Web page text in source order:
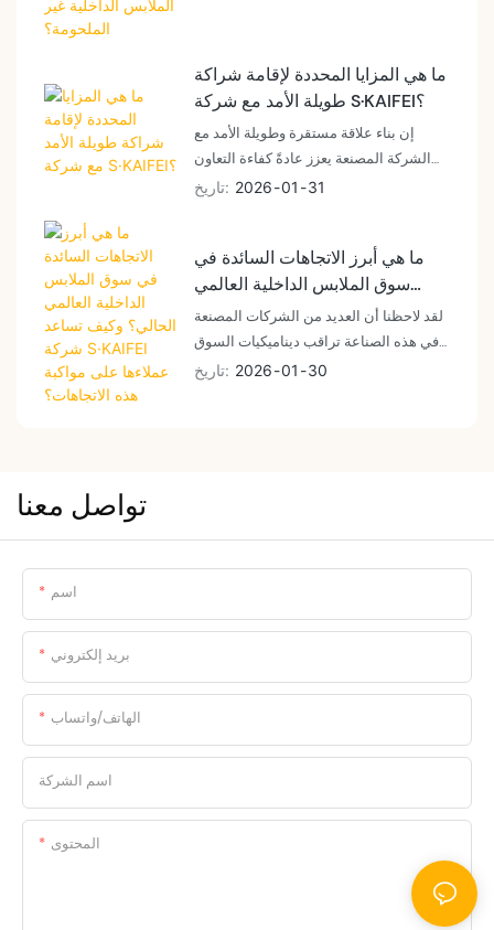
ما هي المزايا المحددة لإقامة شراكة
طويلة الأمد مع شركة S·KAIFEI؟
إن بناء علاقة مستقرة وطويلة الأمد مع
الشركة المصنعة يعزز عادةً كفاءة التعاون
ويوفر قدراً أكبر من اليقين في مجالات
تاريخ 2026 01 31
ما هي أبرز الاتجاهات السائدة في
سوق الملابس الداخلية العالمي
الحالي؟ وكيف تساعد شركة
S·KAIFEI عملاءها على مواكبة هذه
الاتجاهات؟
لقد لاحظنا أن العديد من الشركات المصنعة
في هذه الصناعة تراقب ديناميكيات السوق
من خلال قنوات مختلفة، مثل تحليل السمات
تاريخ 2026 01 30
تواصل معنا
اسم
بريد إلكتروني
الهاتف/واتساب
اسم الشركة
المحتوى